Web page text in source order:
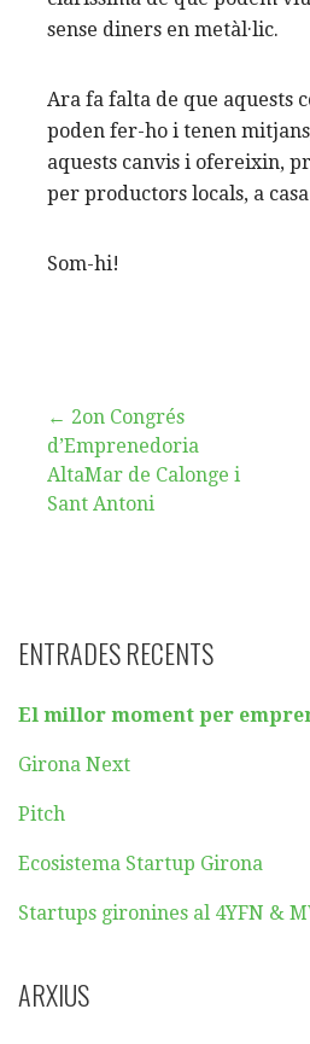
sense diners en metàl·lic.
Ara fa falta de que aquests
poden fer-ho i tenen
aquests canvis i ofereixin,
per productors locals, a
Som-hi!
Navegació
d'entrades
← 2on Congrés
d’Emprenedoria
AltaMar de Calonge i
Sant Antoni
ENTRADES RECENTS
El millor moment per
Girona Next
Pitch
Ecosistema Startup Girona
Startups gironines al 4YFN &
ARXIUS